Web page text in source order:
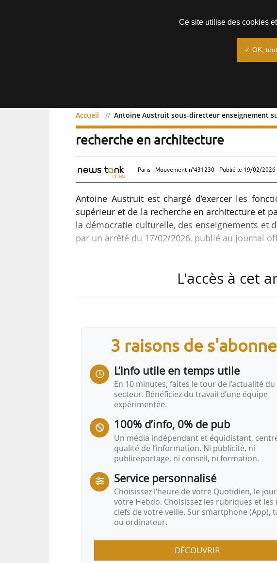
Accueil Antoine Austruit sous-directeur enseignement
Antoine Austruit sous-directeur
recherche en architecture
Paris - Mouvement n°431230 - Publié le 19/02/2026
Antoine Austruit est chargé d’exercer les
supérieur et de la recherche en architecture et
la démocratie culturelle, des enseignements et
par un arrêté du 17/02/2026, publié au journal
au journal officiel le 05/09/2025.
de l’enseignement supérieur et de la
depuis juin 2024. Il a précédemment été
la direction du Budget (2022-2024). Au ministère
L'accès à cet
3 raisons de
L’info utile en temps utile
En 10 minutes, faites le tour de l’actualité du
secteur. Bénéficiez du travail d’une équipe
expérimentée.
100% d’info, 0% de pub
Un média indépendant et équidistant,
qualité de l’information. Ni publicité, ni
publireportage, ni conseil, ni formation.
Service personnalisé
Choisissez l‘heure de votre Quotidien, le
votre Hebdo. Choisissez les rubriques et les
clefs de votre veille. Sur smartphone (App),
ou ordinateur.
DÉCOUVRIR
Ce site utilise des cookies
✓ OK,